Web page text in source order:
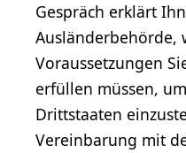
Gespräch erklärt
Ausländerbehörde,
Voraussetzungen
erfüllen müssen,
Drittstaaten
Vereinbarung mit